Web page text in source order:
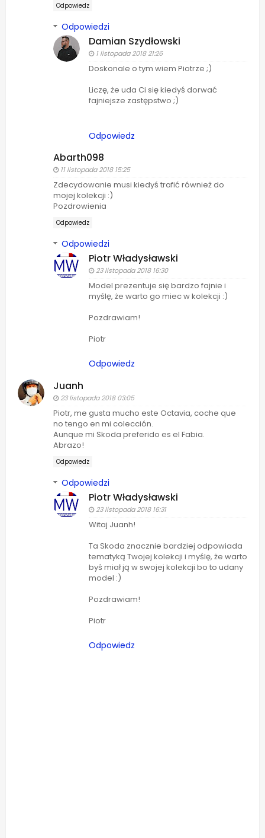
Odpowiedz
Odpowiedzi
Damian Szydłowski
1 listopada 2018 21:26
Doskonale o tym wiem Piotrze ;)
Liczę, że uda Ci się kiedyś dorwać
fajniejsze zastępstwo ;)
Odpowiedz
Abarth098
11 listopada 2018 15:25
Zdecydowanie musi kiedyś trafić również do
mojej kolekcji :)
Pozdrowienia
Odpowiedz
Odpowiedzi
Piotr Władysławski
23 listopada 2018 16:30
Model prezentuje się bardzo fajnie i
myślę, że warto go miec w kolekcji :)
Pozdrawiam!
Piotr
Odpowiedz
Juanh
23 listopada 2018 03:05
Piotr, me gusta mucho este Octavia, coche que
no tengo en mi colección.
Aunque mi Skoda preferido es el Fabia.
Abrazo!
Odpowiedz
Odpowiedzi
Piotr Władysławski
23 listopada 2018 16:31
Witaj Juanh!
Ta Skoda znacznie bardziej odpowiada
tematyką Twojej kolekcji i myślę, że warto
byś miał ją w swojej kolekcji bo to udany
model :)
Pozdrawiam!
Piotr
Odpowiedz